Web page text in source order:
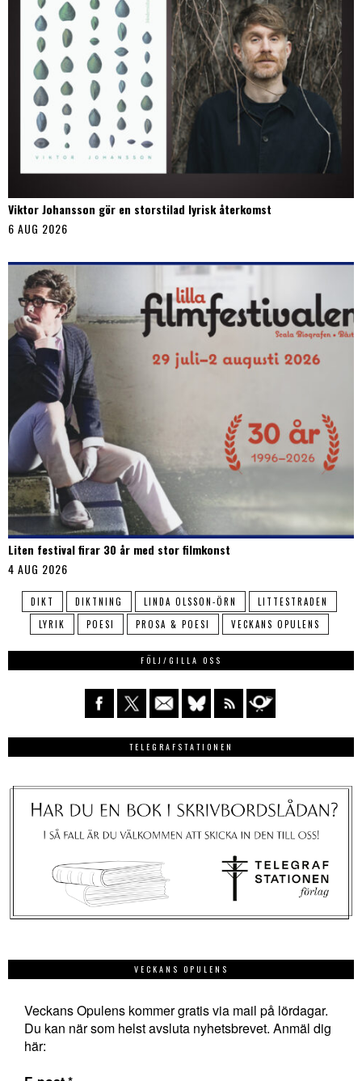
Viktor Johansson gör en storstilad lyrisk återkomst
6 AUG 2026
Liten festival firar 30 år med stor filmkonst
4 AUG 2026
DIKT DIKTNING LINDA OLSSON-ÖRN
LITTESTRADEN
LYRIK
POESI PROSA & POESI VECKANS OPULENS
FÖLJ/GILLA OSS
TELEGRAFSTATIONEN
VECKANS OPULENS
Veckans Opulens kommer gratis via mail på lördagar.
Du kan när som helst avsluta nyhetsbrevet. Anmäl dig
här: